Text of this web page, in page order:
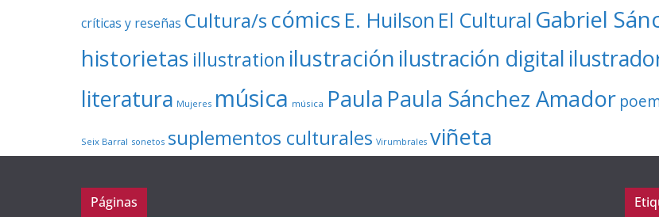
críticas y reseñas Cultura/s cómics E. Huilson El Cultural Gabriel
historietas illustration ilustración ilustración digital
literatura Mujeres música música Paula Paula Sánchez Amador
Seix Barral sonetos suplementos culturales Virumbrales viñeta
Páginas